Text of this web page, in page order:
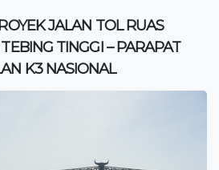
JALAN TOL RUAS
TINGGI – PARAPAT
K3 NASIONAL